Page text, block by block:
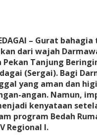
– Gurat
dari wajah
Pekan Tanjung
(Sergai). Bagi
yang aman dan
angan. Namun,
kenyataan
program Bedah
Regional I.